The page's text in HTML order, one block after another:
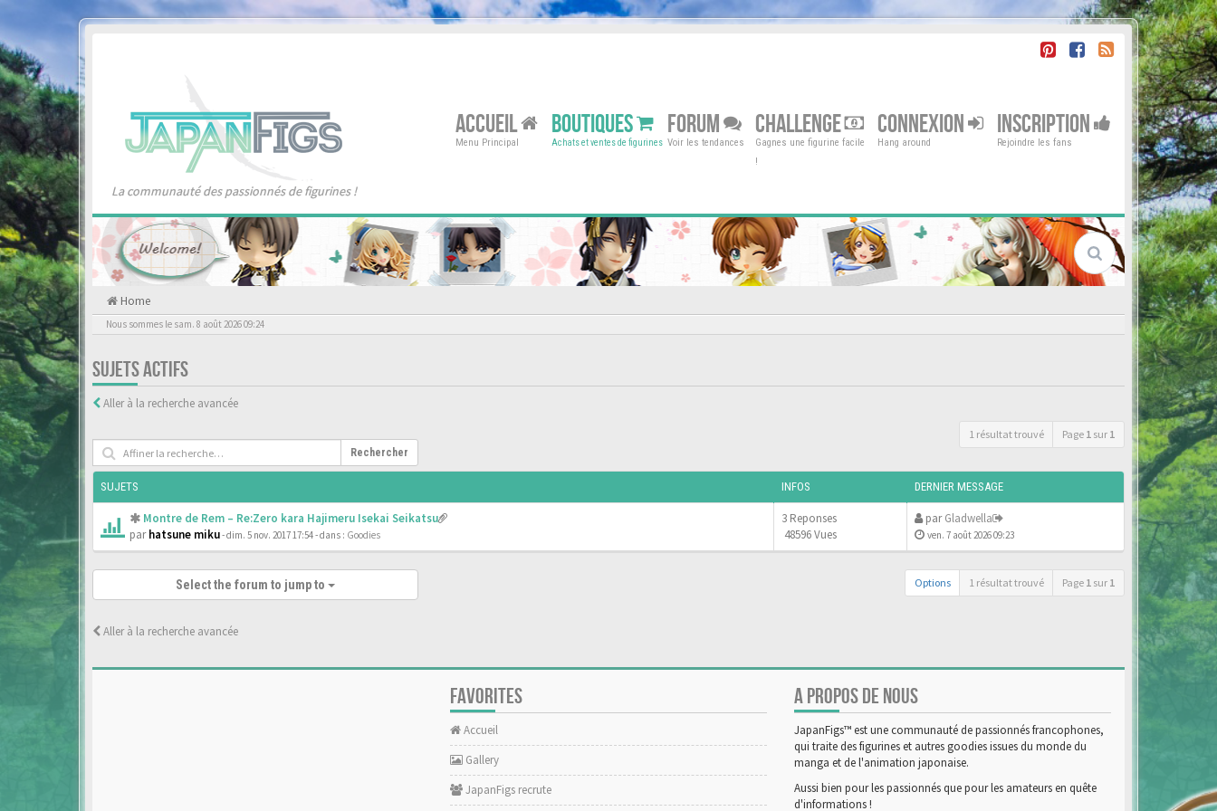
La communauté des passionnés de figurines !
ACCUEIL
Menu Principal
BOUTIQUES
Achats et ventes de figurines
FORUM
Voir les tendances
CHALLENGE
Gagnes une figurine facile
!
CONNEXION
Hang around
INSCRIPTION
Rejoindre les fans
Home
Nous sommes le sam. 8 août 2026 09:24
SUJETS ACTIFS
Aller à la recherche avancée
Rechercher
1 résultat trouvé Page 1 sur 1
SUJETS INFOS DERNIER MESSAGE
Montre de Rem – Re:Zero kara Hajimeru Isekai Seikatsu
parhatsune miku- dim. 5 nov. 2017 17:54- dans : Goodies
3 Reponses
48596 Vues
parGladwella
ven. 7 août 2026 09:23
Options 1 résultat trouvé Page 1 sur 1
Select the forum to jump to
Aller à la recherche avancée
FAVORITES
Accueil
Gallery
JapanFigs recrute
A PROPOS DE NOUS
JapanFigs™ est une communauté de passionnés francophones,
qui traite des figurines et autres goodies issues du monde du
manga et de l'animation japonaise.
Aussi bien pour les passionnés que pour les amateurs en quête
d'informations !